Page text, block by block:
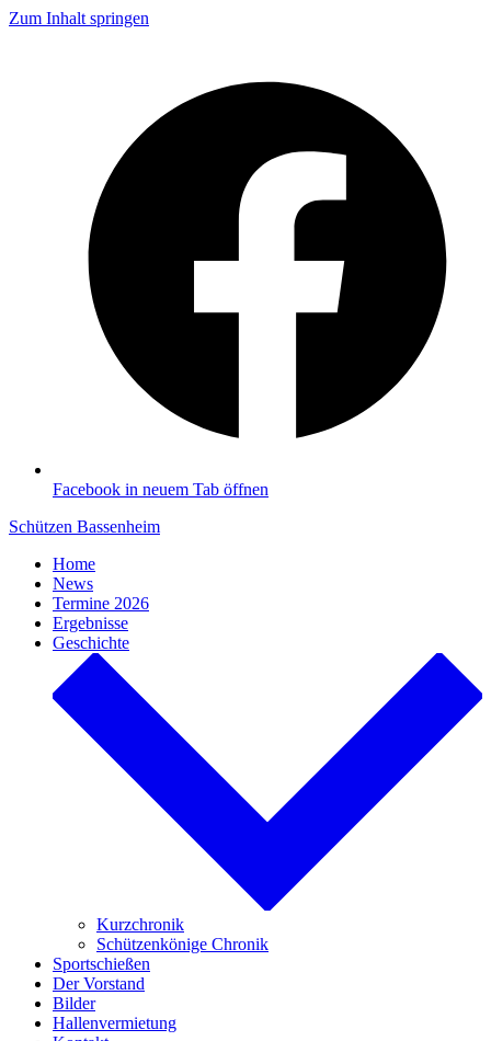
Zum Inhalt springen
Facebook in neuem Tab öffnen
Schützen Bassenheim
Home
News
Termine 2026
Ergebnisse
Geschichte
Kurzchronik
Schützenkönige Chronik
Sportschießen
Der Vorstand
Bilder
Hallenvermietung